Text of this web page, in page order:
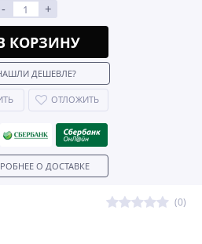
(0)
- +
КОРЗИНУ
ДЕШЕВЛЕ?
ОТЛОЖИТЬ
О ДОСТАВКЕ